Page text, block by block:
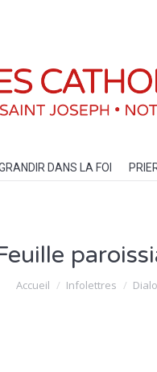
DANS LA FOI
Vous êtes ici :
Accueil Infolettres